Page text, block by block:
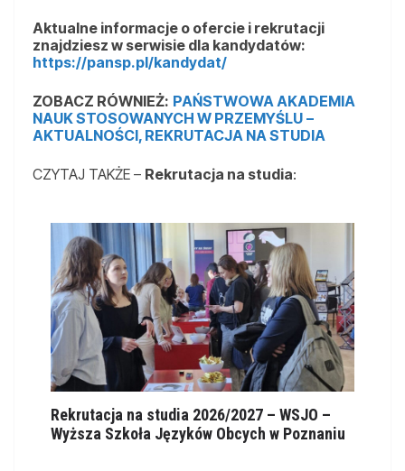
Aktualne informacje o ofercie i rekrutacji
znajdziesz w serwisie dla kandydatów:
https://pansp.pl/kandydat/
ZOBACZ RÓWNIEŻ: PAŃSTWOWA AKADEMIA
NAUK STOSOWANYCH W PRZEMYŚLU –
AKTUALNOŚCI, REKRUTACJA NA STUDIA
CZYTAJ TAKŻE – Rekrutacja na studia:
Rekrutacja na studia 2026/2027 – WSJO –
Wyższa Szkoła Języków Obcych w Poznaniu